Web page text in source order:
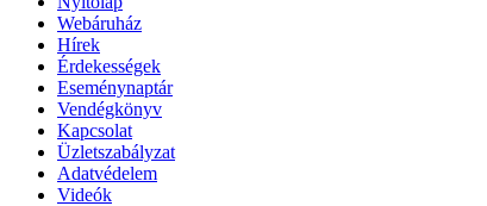
Webáruház
Hírek
Érdekességek
Eseménynaptár
Vendégkönyv
Kapcsolat
Üzletszabályzat
Adatvédelem
Videók